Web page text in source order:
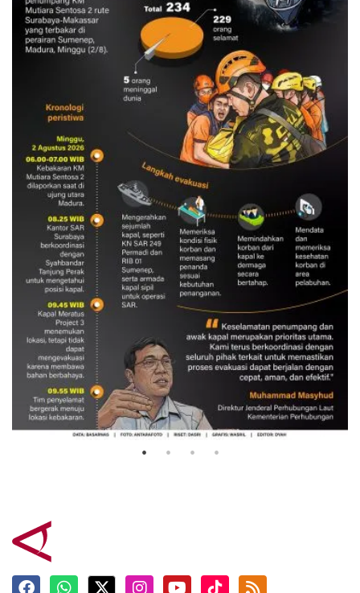
Evakuasi korban kebakaran KM
Mutiara Sentosa 2
3 Agustus 2026